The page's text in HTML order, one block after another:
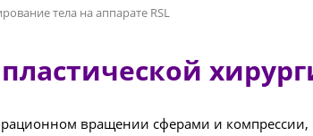
тела на аппарате RSL
вращении сферами и